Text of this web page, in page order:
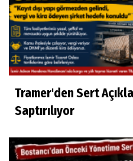
Tramer'den Sert
Saptırılıyor